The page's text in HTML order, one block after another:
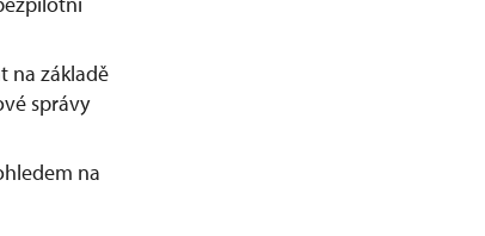
na základě
správy
na